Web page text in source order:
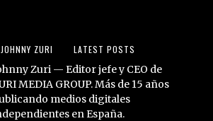
JOHNNY ZURI LATEST POSTS
Zuri — Editor jefe y CEO de
MEDIA GROUP. Más de 15 años
medios digitales
en España.